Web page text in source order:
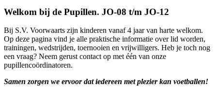
Welkom bij de Pupillen. JO-08 t/m JO-12
Bij S.V. Voorwaarts zijn kinderen vanaf 4 jaar van harte welkom.
Op deze pagina vind je alle praktische informatie over lid worden,
trainingen, wedstrijden, toernooien en vrijwilligers. Heb je toch nog
een vraag? Neem gerust contact op met één van onze
pupillencoördinatoren.
Samen zorgen we ervoor dat iedereen met plezier kan voetballen!